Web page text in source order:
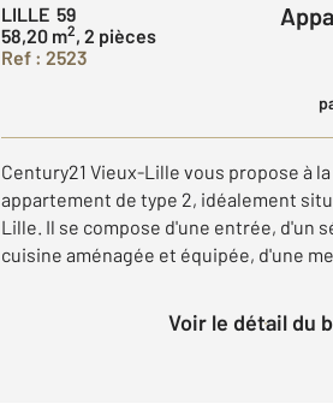
LILLE 59
58,20 m2, 2 pièces
Ref : 2523
Century21 Vieux-Lille vous propose à
appartement de type 2, idéalement
Lille. Il se compose d'une entrée, d'un
cuisine aménagée et équipée, d'une
Voir le détail du